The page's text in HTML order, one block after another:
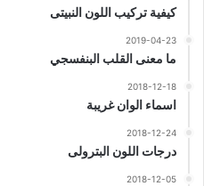
كيفية تركيب اللون النبيتى
2019-04-23
ما معنى القلب البنفسجي
2018-12-18
اسماء الوان غريبة
2018-12-24
درجات اللون البترولى
2018-12-05